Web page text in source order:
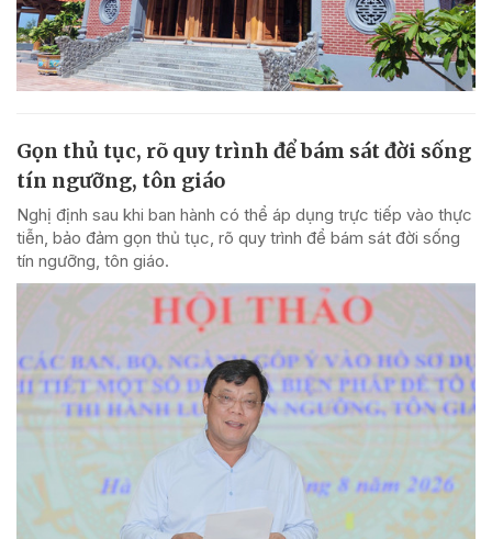
Gọn thủ tục, rõ quy trình để bám sát đời sống
tín ngưỡng, tôn giáo
Nghị định sau khi ban hành có thể áp dụng trực tiếp vào thực
tiễn, bảo đảm gọn thủ tục, rõ quy trình để bám sát đời sống
tín ngưỡng, tôn giáo.